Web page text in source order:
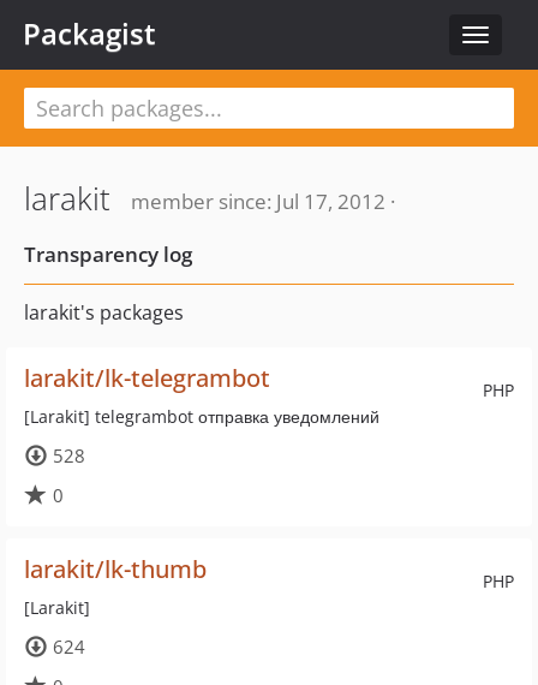
Toggle
Packagist
larakit
member since: Jul 17, 2012 ·
Transparency log
larakit's packages
PHP
larakit/lk-telegrambot
[Larakit] telegrambot отправка уведомлений
528
0
PHP
larakit/lk-thumb
[Larakit]
624